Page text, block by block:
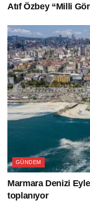
Atıf Özbey “Milli
GÜNDEM
Marmara Denizi
toplanıyor